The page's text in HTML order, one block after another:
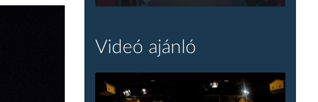
Videó ajánló